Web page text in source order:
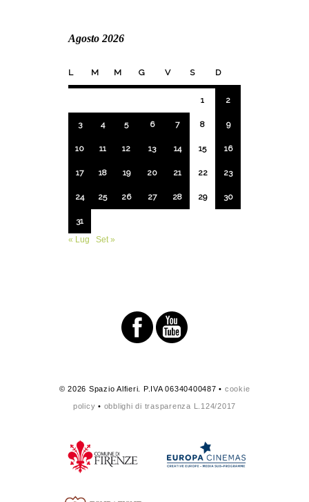
Agosto 2026
L M M G V S D
1 2
3 4 5 6 7 8 9
10 11 12 13 14 15 16
17 18 19 20 21 22 23
24 25 26 27 28 29 30
31
« Lug
Set »
© 2026 Spazio Alfieri. P.IVA 06340400487 • cookie
policy • obblighi di trasparenza L.124/2017